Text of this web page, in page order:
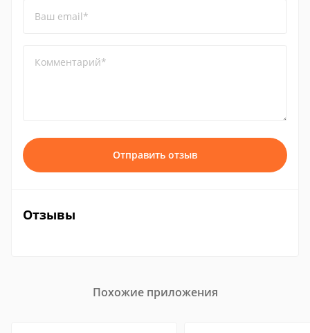
Ваш email*
Комментарий*
Отправить отзыв
Отзывы
Похожие приложения